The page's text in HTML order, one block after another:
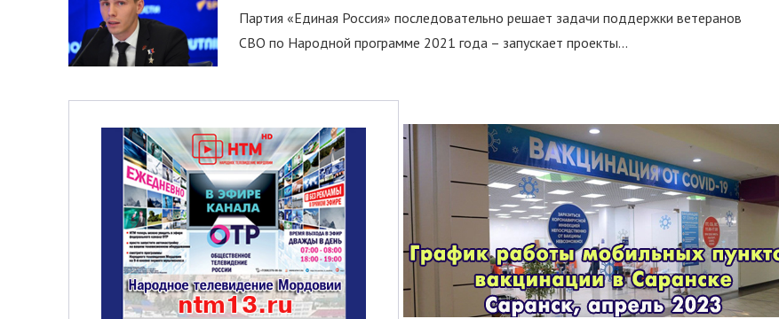
Партия «Единая Россия» последовательно решает задачи поддержки ветеранов
СВО по Народной программе 2021 года – запускает проекты...